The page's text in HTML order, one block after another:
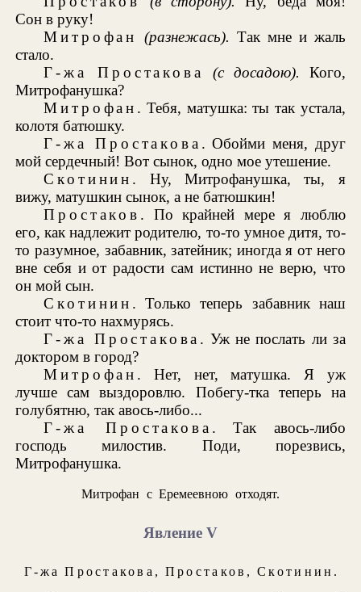
Сон в руку!
Митрофан
(разнежась). Так мне и жаль
стало.
Г-жа Простакова
(с досадою).
Кого,
Митрофанушка?
Митрофан . Тебя, матушка: ты так устала,
колотя батюшку.
Г-жа Простакова . Обойми меня, друг
мой сердечный! Вот сынок, одно мое утешение.
Скотинин . Ну, Митрофанушка, ты, я
вижу, матушкин сынок, а не батюшкин!
Простаков . По крайней мере я люблю
его, как надлежит родителю, то-то умное дитя, то-
то разумное, забавник, затейник; иногда я от него
вне себя и от радости сам истинно не верю, что
он мой сын.
Скотинин . Только теперь забавник наш
стоит что-то нахмурясь.
Г-жа Простакова . Уж не послать ли за
доктором в город?
Митрофан . Нет, нет, матушка. Я уж
лучше сам выздоровлю. Побегу-тка теперь на
голубятню, так авось-либо...
Г-жа Простакова . Так авось-либо
господь милостив. Поди, порезвись,
Митрофанушка.
Митрофан с Еремеевною отходят.
Явление V
Г-жа Простакова , Простаков ,Скотинин .